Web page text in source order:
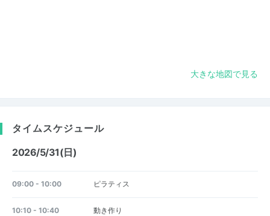
大きな地図で見る
タイムスケジュール
2026/5/31(日)
09:00 - 10:00 ピラティス
10:10 - 10:40 動き作り